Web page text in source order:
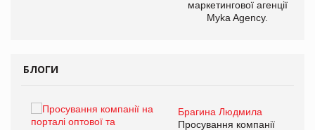
маркетингової агенції
Myka Agency.
БЛОГИ
Брагина Людмила
Просування компанії